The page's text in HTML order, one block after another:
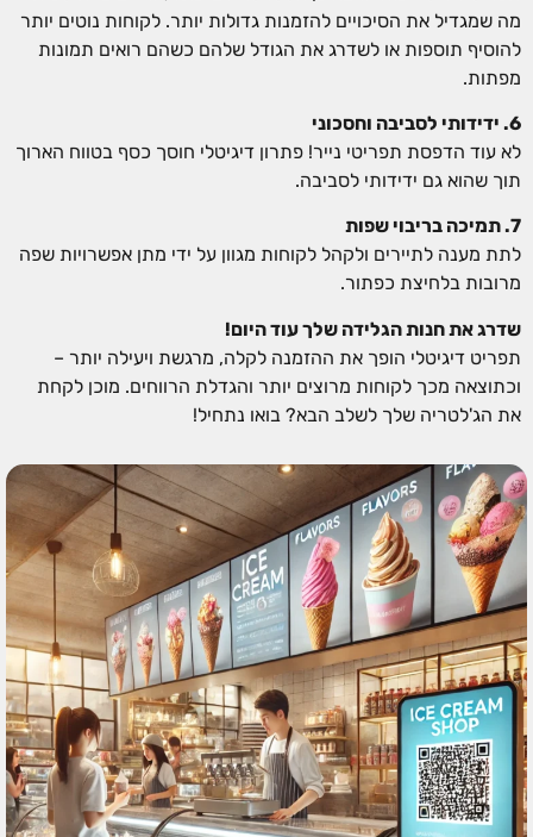
מה שמגדיל את הסיכויים להזמנות גדולות יותר. לקוחות נוטים יותר
להוסיף תוספות או לשדרג את הגודל שלהם כשהם רואים תמונות
מפתות.
6. ידידותי לסביבה וחסכוני
לא עוד הדפסת תפריטי נייר! פתרון דיגיטלי חוסך כסף בטווח הארוך
תוך שהוא גם ידידותי לסביבה.
7. תמיכה בריבוי שפות
לתת מענה לתיירים ולקהל לקוחות מגוון על ידי מתן אפשרויות שפה
מרובות בלחיצת כפתור.
שדרג את חנות הגלידה שלך עוד היום!
תפריט דיגיטלי הופך את ההזמנה לקלה, מרגשת ויעילה יותר –
וכתוצאה מכך לקוחות מרוצים יותר והגדלת הרווחים. מוכן לקחת
את הג'לטריה שלך לשלב הבא? בואו נתחיל!